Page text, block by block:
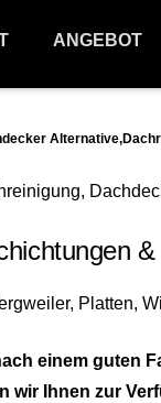
ANGEBOT
einem
wir Ihnen zur